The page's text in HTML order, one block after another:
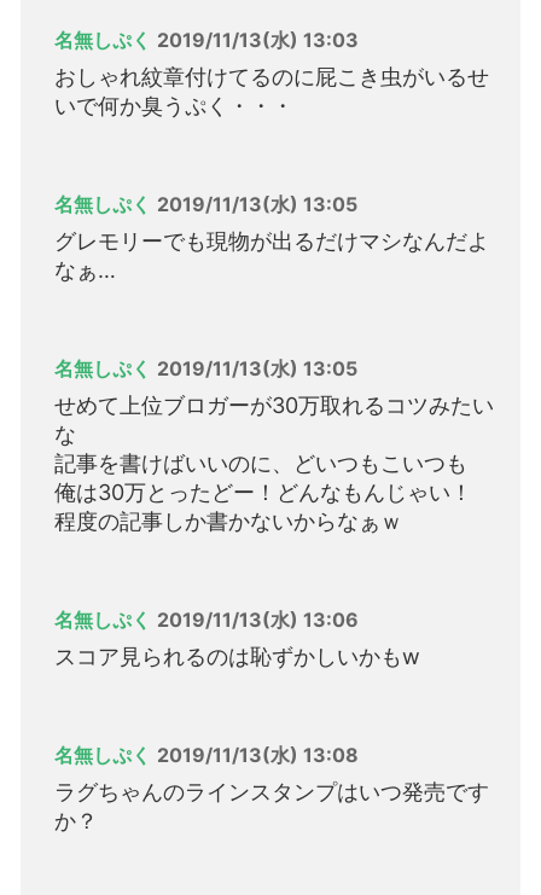
名無しぷく 2019/11/13(水) 13:03
おしゃれ紋章付けてるのに屁こき虫がいるせ
いで何か臭うぷく・・・
名無しぷく 2019/11/13(水) 13:05
グレモリーでも現物が出るだけマシなんだよ
なぁ…
名無しぷく 2019/11/13(水) 13:05
せめて上位ブロガーが30万取れるコツみたい
な
記事を書けばいいのに、どいつもこいつも
俺は30万とったどー！どんなもんじゃい！
程度の記事しか書かないからなぁｗ
名無しぷく 2019/11/13(水) 13:06
スコア見られるのは恥ずかしいかもw
名無しぷく 2019/11/13(水) 13:08
ラグちゃんのラインスタンプはいつ発売です
か？